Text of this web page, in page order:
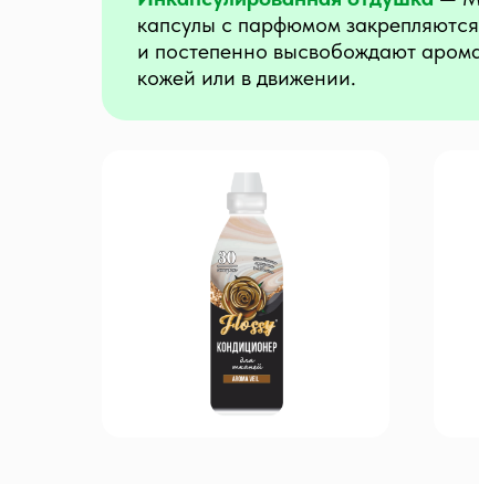
капсулы с парфюмом
и постепенно высвобождают
кожей или в движении.